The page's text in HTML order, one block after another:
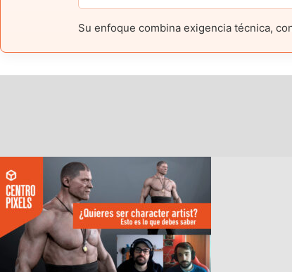
Su enfoque combina exigencia técnica,